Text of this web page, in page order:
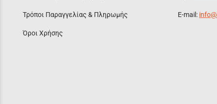
Τρόποι Παραγγελίας & Πληρωμής
Όροι Χρήσης
E-mail: